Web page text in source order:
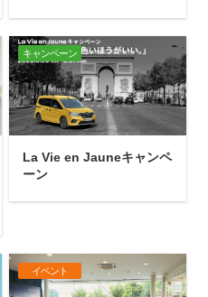
キャンペーン
La Vie en Jauneキャンペ
ーン
イベント